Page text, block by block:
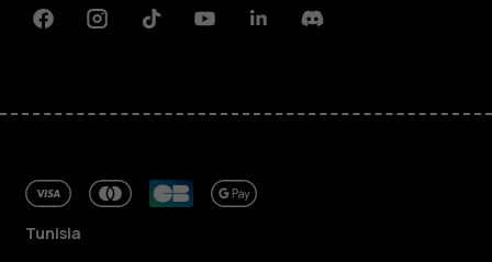
FacebookInstagramTiktokYoutubeLinkedinDiscord
Tunisia